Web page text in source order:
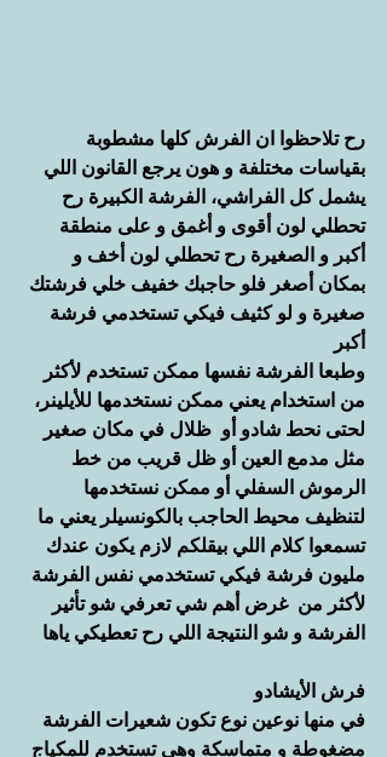
رح تلاحظوا ان الفرش كلها مشطوبة
بقياسات مختلفة و هون يرجع القانون اللي
يشمل كل الفراشي، الفرشة الكبيرة رح
تحطلي لون أقوى و أغمق و على منطقة
أكبر و الصغيرة رح تحطلي لون أخف و
بمكان أصغر فلو حاجبك خفيف خلي فرشتك
صغيرة و لو كثيف فيكي تستخدمي فرشة
أكبر
وطبعا الفرشة نفسها ممكن تستخدم لأكثر
من استخدام يعني ممكن نستخدمها للأيلينر،
لحتى نحط شادو أو  ظلال في مكان صغير
مثل مدمع العين أو ظل قريب من خط
الرموش السفلي أو ممكن نستخدمها
لتنظيف محيط الحاجب بالكونسيلر يعني ما
تسمعوا كلام اللي بيقلكم لازم يكون عندك
مليون فرشة فيكي تستخدمي نفس الفرشة
لأكثر من  غرض أهم شي تعرفي شو تأثير
الفرشة و شو النتيجة اللي رح تعطيكي ياها
فرش الأيشادو
في منها نوعين نوع تكون شعيرات الفرشة
مضغوطة و متماسكة وهي تستخدم للمكياج